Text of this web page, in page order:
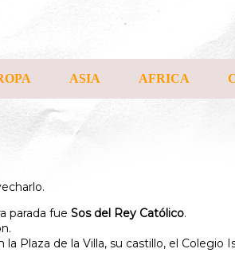
ASIA AFRICA
parada fue Sos del Rey Católico.
Plaza de la Villa, su castillo, el Colegio